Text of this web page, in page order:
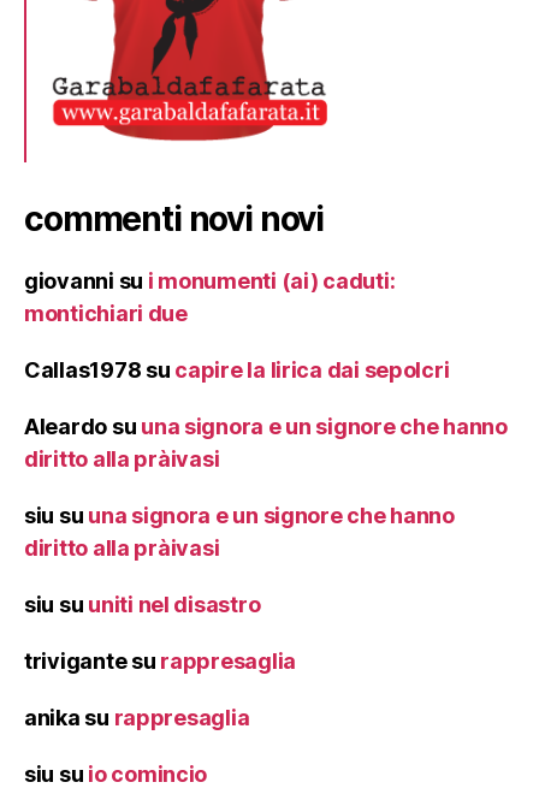
commenti novi novi
giovanni su i monumenti (ai) caduti:
montichiari due
Callas1978 su capire la lirica dai sepolcri
Aleardo su una signora e un signore che hanno
diritto alla pràivasi
siu su una signora e un signore che hanno
diritto alla pràivasi
siu su uniti nel disastro
trivigantesu rappresaglia
anika su rappresaglia
siu su io comincio